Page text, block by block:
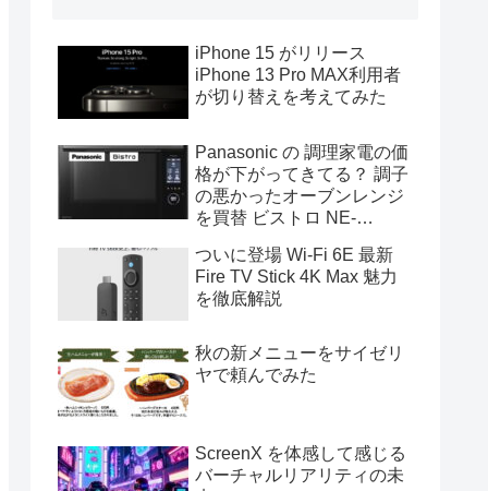
iPhone 15 がリリース
iPhone 13 Pro MAX利用者
が切り替えを考えてみた
Panasonic の 調理家電の価
格が下がってきてる？ 調子
の悪かったオーブンレンジ
を買替 ビストロ NE-
ついに登場 Wi-Fi 6E 最新
Fire TV Stick 4K Max 魅力
を徹底解説
秋の新メニューをサイゼリ
ヤで頼んでみた
ScreenX を体感して感じる
バーチャルリアリティの未